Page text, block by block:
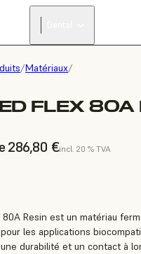
/Matériaux/
FLEX 80A
286,80 €incl. 20 % TVA
80A Resin est un matériau
les applications
durabilité et un contact à